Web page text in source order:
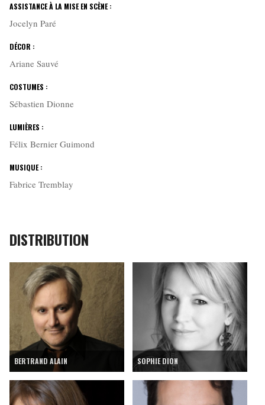
ASSISTANCE À LA MISE EN SCÈNE :
Jocelyn Paré
DÉCOR :
Ariane Sauvé
COSTUMES :
Sébastien Dionne
LUMIÈRES :
Félix Bernier Guimond
MUSIQUE :
Fabrice Tremblay
DISTRIBUTION
BERTRAND ALAIN SOPHIE DION